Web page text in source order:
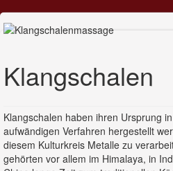
Klangschalen
Klangschalen haben ihren Ursprung
aufwändigen Verfahren hergestellt
diesem Kulturkreis Metalle zu
gehörten vor allem im Himalaya, in